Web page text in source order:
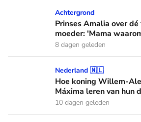
Prinses Amalia over dé traan van
Achtergrond
Prinses Amalia over
moeder: 'Mama
8 dagen geleden
Hoe koning Willem-Alexander en
Nederland 🇳🇱
Hoe koning Willem-
Máxima leren van hun
10 dagen geleden